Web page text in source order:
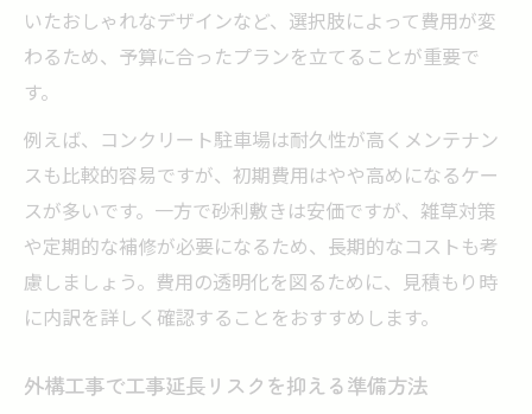
いたおしゃれなデザインなど、選択肢によって費用が変
わるため、予算に合ったプランを立てることが重要で
す。
例えば、コンクリート駐車場は耐久性が高くメンテナン
スも比較的容易ですが、初期費用はやや高めになるケー
スが多いです。一方で砂利敷きは安価ですが、雑草対策
や定期的な補修が必要になるため、長期的なコストも考
慮しましょう。費用の透明化を図るために、見積もり時
に内訳を詳しく確認することをおすすめします。
外構工事で工事延長リスクを抑える準備方法